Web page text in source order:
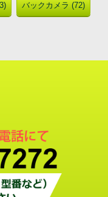
バックカメラ (72)